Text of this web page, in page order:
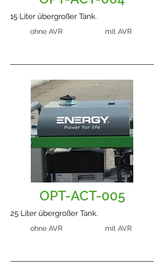
15 Liter übergroßer Tank.
ohne AVR mit AVR
OPT-ACT-005
25 Liter übergroßer Tank.
ohne AVR mit AVR